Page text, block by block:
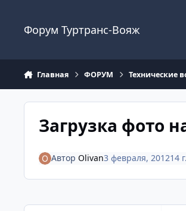
Форум Туртранс-Вояж
Главная ФОРУМ Технические
Загрузка фото
Автор Olivan3 февраля, 201214 г.